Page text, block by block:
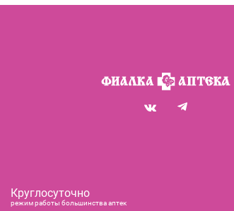
Круглосуточно
режим работы большинства аптек